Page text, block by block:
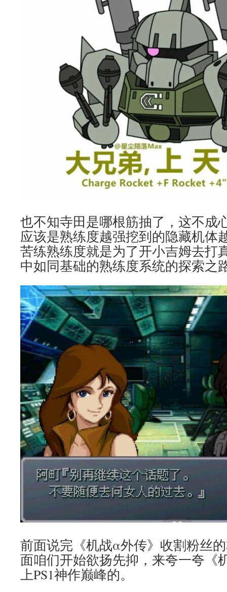
也不知寺田是哪根筋抽了，这不成
应该是熟练度越强挖到的隐藏机体
苦练熟练度就是为了开小吉姆去打
中如同基础的熟练度系统的探索之
前面说完《机战α外传》收割粉丝
面咱们开始欲扬先抑，来夸一夸《
上PS1神作巅峰的。